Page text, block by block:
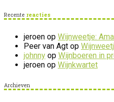
Recente reacties
jeroen op Wijnweetje:
Peer van Agt op
johnny op Wijnboeren in
jeroen op Wijnkwartet
Archieven